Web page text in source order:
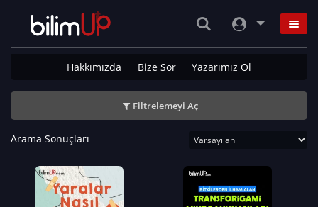
Hakkımızda Bize Sor Yazarımız Ol
Filtrelemeyi Aç
Arama Sonuçları